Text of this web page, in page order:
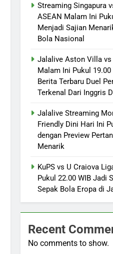
Streaming Singapura
ASEAN Malam Ini
Menjadi Sajian
Bola Nasional
Jalalive Aston Villa vs
Malam Ini Pukul
Berita Terbaru Duel
Terkenal Dari Inggris
Jalalive Streaming
Friendly Dini Hari Ini
dengan Preview
Menarik
KuPS vs U Craiova
Pukul 22.00 WIB Jadi
Sepak Bola Eropa di
Recent
No comments to show.